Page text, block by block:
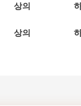
상의
상의